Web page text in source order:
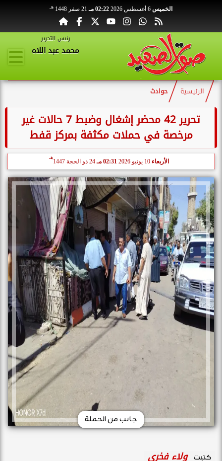
الخميس 02:22 مـ 21 صفر 1448 هـ
رئيس التحرير
محمد عبد اللاه
الرئيسية حوادث
تحرير 42 محضر إشغال وضبط 7 حالات غير
مرخصة في حملات مكثفة بمركز قفط
الأربعاء 02:31 مـ 24 ذو الحجة 1447
هـ
جانب من الحملة
كتبت ولاء فخري